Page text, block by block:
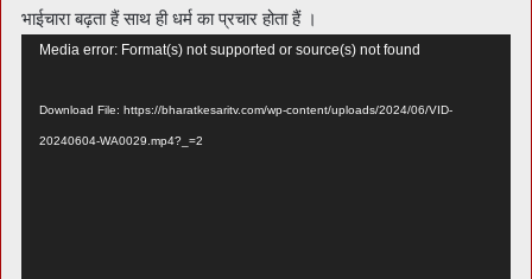
भाईचारा बढ़ता हैं साथ ही धर्म का प्रचार होता हैं ।
Video
Media error: Format(s) not supported or source(s) not found
Download File: https://bharatkesaritv.com/wp-content/uploads/2024/06/VID-
20240604-WA0029.mp4?_=2